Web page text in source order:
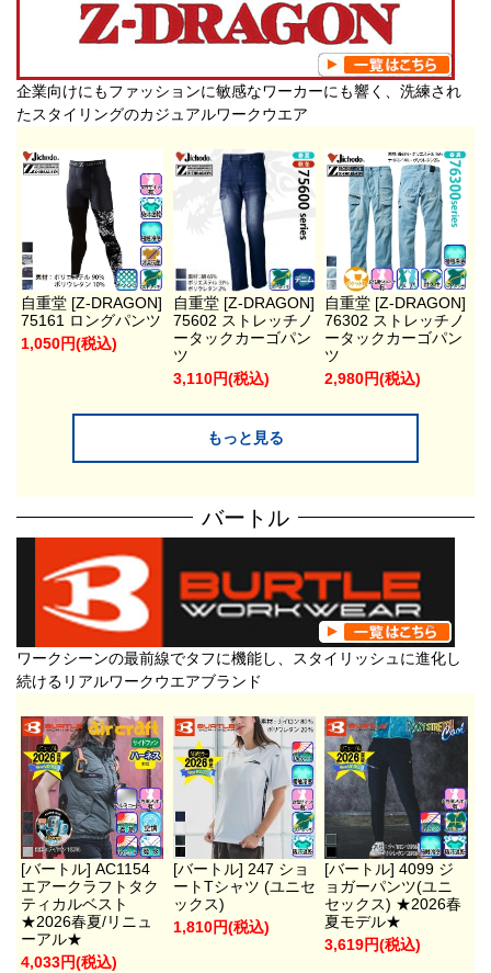
企業向けにもファッションに敏感なワーカーにも響く、洗練され
たスタイリングのカジュアルワークウエア
自重堂 [Z-DRAGON]
75161 ロングパンツ
1,050円(税込)
自重堂 [Z-DRAGON]
75602 ストレッチノ
ータックカーゴパン
ツ
3,110円(税込)
自重堂 [Z-DRAGON]
76302 ストレッチノ
ータックカーゴパン
ツ
2,980円(税込)
もっと見る
バートル
ワークシーンの最前線でタフに機能し、スタイリッシュに進化し
続けるリアルワークウエアブランド
[バートル] AC1154
エアークラフトタク
ティカルベスト
★2026春夏/リニュ
ーアル★
4,033円(税込)
[バートル] 247 ショ
ートTシャツ (ユニセ
ックス)
1,810円(税込)
[バートル] 4099 ジ
ョガーパンツ(ユニ
セックス) ★2026春
夏モデル★
3,619円(税込)